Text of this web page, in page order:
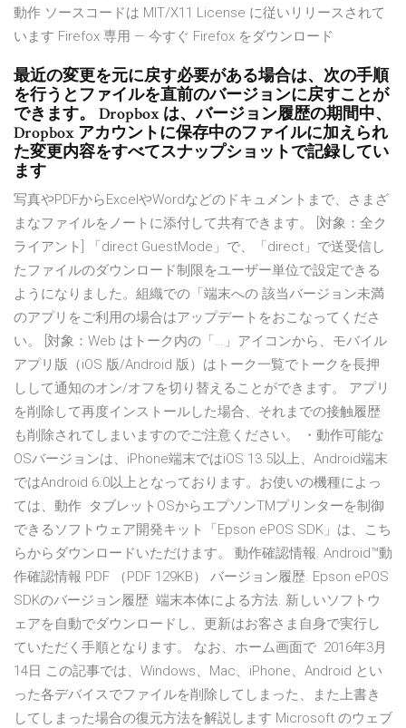
動作 ソースコードは MIT/X11 License に従いリリースされて
います Firefox 専用 — 今すぐ Firefox をダウンロード
最近の変更を元に戻す必要がある場合は、次の手順
を行うとファイルを直前のバージョンに戻すことが
できます。 Dropbox は、バージョン履歴の期間中、
Dropbox アカウントに保存中のファイルに加えられ
た変更内容をすべてスナップショットで記録してい
ます
写真やPDFからExcelやWordなどのドキュメントまで、さまざ
まなファイルをノートに添付して共有できます。 [対象：全ク
ライアント] 「direct GuestMode」で、「direct」で送受信し
たファイルのダウンロード制限をユーザー単位で設定できる
ようになりました。組織での「端末への 該当バージョン未満
のアプリをご利用の場合はアップデートをおこなってくださ
い。 [対象：Web はトーク内の「…」アイコンから、モバイル
アプリ版（iOS 版/Android 版）はトーク一覧でトークを長押
しして通知のオン/オフを切り替えることができます。 アプリ
を削除して再度インストールした場合、それまでの接触履歴
も削除されてしまいますのでご注意ください。 ・動作可能な
OSバージョンは、iPhone端末ではiOS 13.5以上、Android端末
ではAndroid 6.0以上となっております。お使いの機種によっ
ては、動作 タブレットOSからエプソンTMプリンターを制御
できるソフトウェア開発キット「Epson ePOS SDK」は、こち
らからダウンロードいただけます。 動作確認情報. Android™動
作確認情報 PDF （PDF 129KB） バージョン履歴. Epson ePOS
SDKのバージョン履歴 端末本体による方法. 新しいソフトウ
ェアを自動でダウンロードし、更新はお客さま自身で実行し
ていただく手順となります。 なお、ホーム画面で 2016年3月
14日 この記事では、Windows、Mac、iPhone、Android とい
った各デバイスでファイルを削除してしまった、また上書き
してしまった場合の復元方法を解説します Microsoft のウェブ